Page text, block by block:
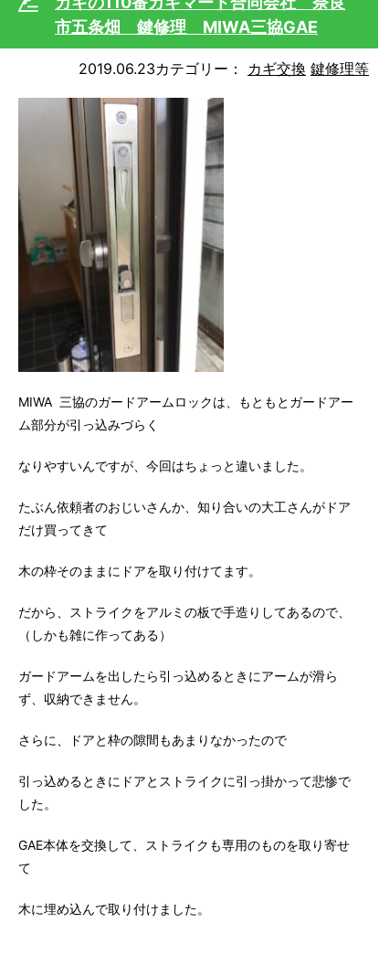
市五条畑 鍵修理 MIWA三協GAE
2019.06.23カテゴリー： カギ交換 鍵修理等
MIWA 三協のガードアームロックは、もともとガードアー
ム部分が引っ込みづらく
なりやすいんですが、今回はちょっと違いました。
たぶん依頼者のおじいさんか、知り合いの大工さんがドア
だけ買ってきて
木の枠そのままにドアを取り付けてます。
だから、ストライクをアルミの板で手造りしてあるので、
（しかも雑に作ってある）
ガードアームを出したら引っ込めるときにアームが滑ら
ず、収納できません。
さらに、ドアと枠の隙間もあまりなかったので
引っ込めるときにドアとストライクに引っ掛かって悲惨で
した。
GAE本体を交換して、ストライクも専用のものを取り寄せ
て
木に埋め込んで取り付けました。